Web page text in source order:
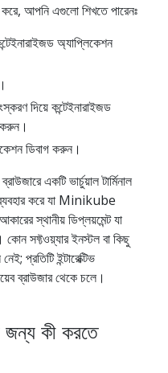
করে, আপনি এগুলো শিখতে পারেনঃ
অ্যাপ্লিকেশন
দিয়ে কন্টেইনারাইজড
ডিবাগ করুন।
একটি ভার্চুয়াল টার্মিনাল
করে যা Minikube
স্থানীয় ডিপ্লয়মেন্ট যা
সফ্টওয়্যার ইনস্টল বা কিছু
প্রতিটি ইন্টারেক্টিভ
ব্রাউজার থেকে চলে।
জন্য কী করতে